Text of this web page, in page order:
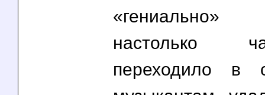
«гениально»
настолько
переходило в